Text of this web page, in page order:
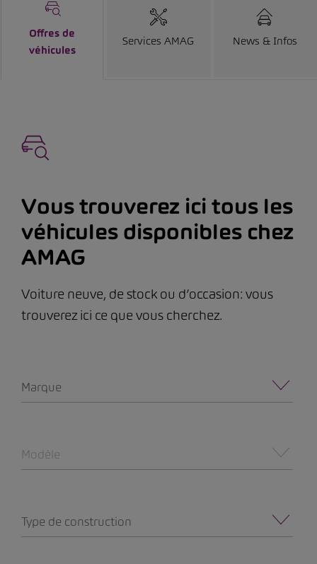
Offres de
véhicules
Services AMAG News & Infos
Vous trouverez ici tous les
véhicules disponibles chez
AMAG
Voiture neuve, de stock ou d’occasion: vous
trouverez ici ce que vous cherchez.
Marque
Modèle
Type de construction